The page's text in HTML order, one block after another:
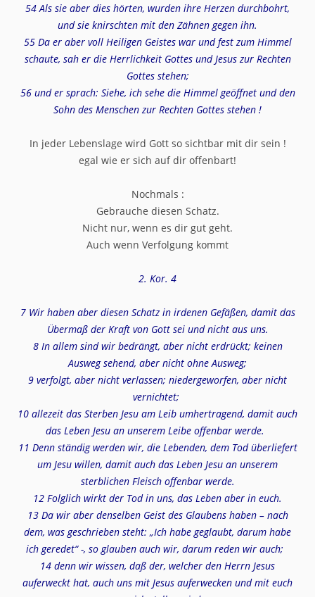
54 Als sie aber dies hörten, wurden ihre Herzen durchbohrt,
und sie knirschten mit den Zähnen gegen ihn.
55 Da er aber voll Heiligen Geistes war und fest zum Himmel
schaute, sah er die Herrlichkeit Gottes und Jesus zur Rechten
Gottes stehen;
56 und er sprach: Siehe, ich sehe die Himmel geöffnet und den
Sohn des Menschen zur Rechten Gottes stehen !
In jeder Lebenslage wird Gott so sichtbar mit dir sein !
egal wie er sich auf dir offenbart!
Nochmals :
Gebrauche diesen Schatz.
Nicht nur, wenn es dir gut geht.
Auch wenn Verfolgung kommt
2. Kor. 4
7 Wir haben aber diesen Schatz in irdenen Gefäßen, damit das
Übermaß der Kraft von Gott sei und nicht aus uns.
8 In allem sind wir bedrängt, aber nicht erdrückt; keinen
Ausweg sehend, aber nicht ohne Ausweg;
9 verfolgt, aber nicht verlassen; niedergeworfen, aber nicht
vernichtet;
10 allezeit das Sterben Jesu am Leib umhertragend, damit auch
das Leben Jesu an unserem Leibe offenbar werde.
11 Denn ständig werden wir, die Lebenden, dem Tod überliefert
um Jesu willen, damit auch das Leben Jesu an unserem
sterblichen Fleisch offenbar werde.
12 Folglich wirkt der Tod in uns, das Leben aber in euch.
13 Da wir aber denselben Geist des Glaubens haben – nach
dem, was geschrieben steht: „Ich habe geglaubt, darum habe
ich geredet“ -, so glauben auch wir, darum reden wir auch;
14 denn wir wissen, daß der, welcher den Herrn Jesus
auferweckt hat, auch uns mit Jesus auferwecken und mit euch